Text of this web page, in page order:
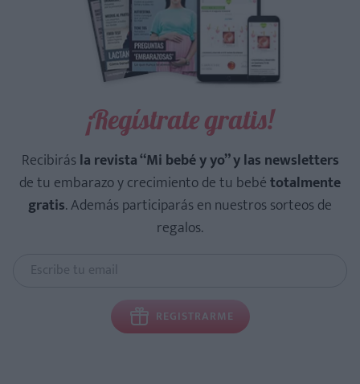
¡Regístrate gratis!
Recibirásla revista “Mi bebé y yo” y las newsletters
de tu embarazo y crecimiento de tu bebétotalmente
gratis. Además participarás en nuestros sorteos de
regalos.
REGISTRARME